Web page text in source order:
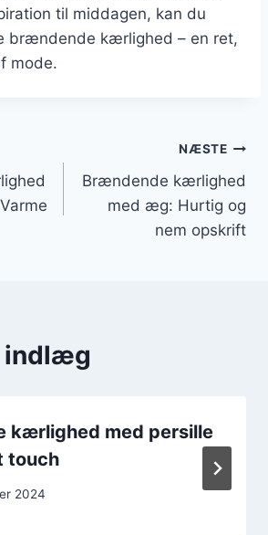
til middagen, kan du
brændende kærlighed – en ret,
mode.
NÆSTE
Brændende kærlighed
med æg: Hurtig og
nem opskrift
indlæg
kærlighed med persille
touch
2024